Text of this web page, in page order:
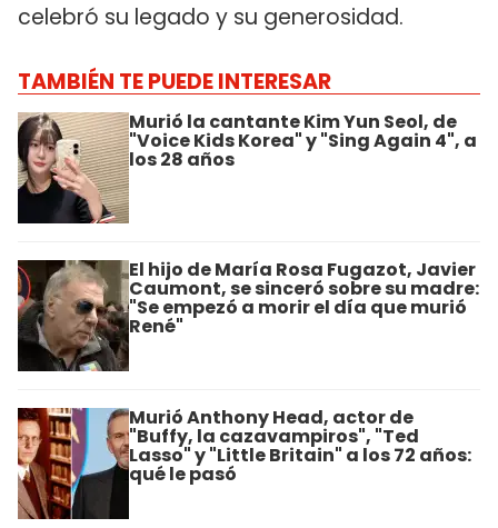
celebró su legado y su generosidad.
TAMBIÉN TE PUEDE INTERESAR
Murió la cantante Kim Yun Seol, de
"Voice Kids Korea" y "Sing Again 4", a
los 28 años
El hijo de María Rosa Fugazot, Javier
Caumont, se sinceró sobre su madre:
"Se empezó a morir el día que murió
René"
Murió Anthony Head, actor de
"Buffy, la cazavampiros", "Ted
Lasso" y "Little Britain" a los 72 años:
qué le pasó